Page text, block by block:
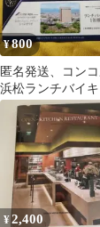
¥800
匿名発送、コン
浜松ランチバイキ
無料券、２回分。
¥2,400